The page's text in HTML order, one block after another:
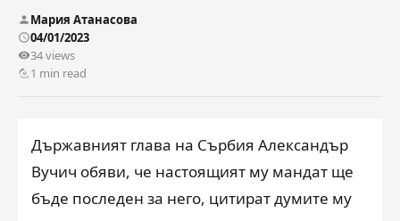
Мария Атанасова
04/01/2023
34 views
1 min read
Държавният глава на Сърбия Александър
Вучич обяви, че настоящият му мандат ще
бъде последен за него, цитират думите му